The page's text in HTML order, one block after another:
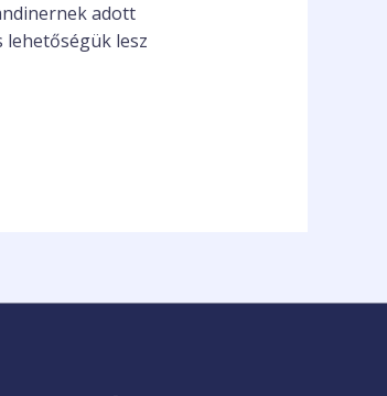
adott
lehetőségük lesz